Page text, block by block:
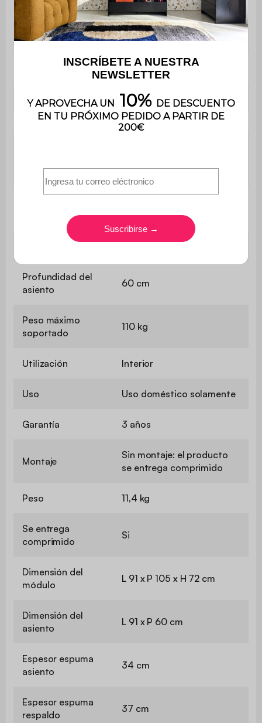
Material estructura Espuma
Revestimiento del asiento Terciopelo
Densidad de tela 390 g/m²
Revestimiento PU
asiento
kg/m3)
kg/m3)
Altura del asiento 35 cm
Profundidad del
asiento
60 cm
Peso máximo
soportado
110 kg
Utilización Interior
Uso Uso doméstico solamente
Garantía 3 años
Montaje
Sin montaje: el producto
se entrega comprimido
Peso 11,4 kg
Se entrega
comprimido
Si
Dimensión del
módulo
L 91 x P 105 x H 72 cm
Dimensión del
asiento
L 91 x P 60 cm
Espesor espuma
asiento
34 cm
Espesor espuma
respaldo
37 cm